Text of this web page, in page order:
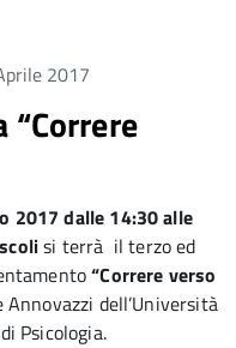
2017
2017 dalle 14:30 alle
si terrà il terzo ed
“Correre verso
Annovazzi dell’Università
Psicologia.